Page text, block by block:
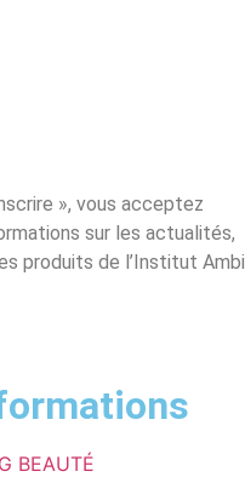
», vous acceptez
sur les actualités,
produits de l’Institut
BEAUTÉ